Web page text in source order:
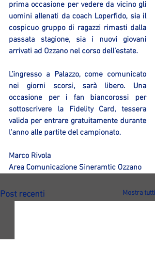
prima occasione per vedere da vicino gli
uomini allenati da coach Loperfido, sia il
cospicuo gruppo di ragazzi rimasti dalla
passata stagione, sia i nuovi giovani
arrivati ad Ozzano nel corso dell’estate.
L’ingresso a Palazzo, come comunicato
nei giorni scorsi, sarà libero. Una
occasione per i fan biancorossi per
sottoscrivere la Fidelity Card, tessera
valida per entrare gratuitamente durante
l’anno alle partite del campionato.
Marco Rivola
Area Comunicazione Sineramtic Ozzano
Post recenti Mostra tutti